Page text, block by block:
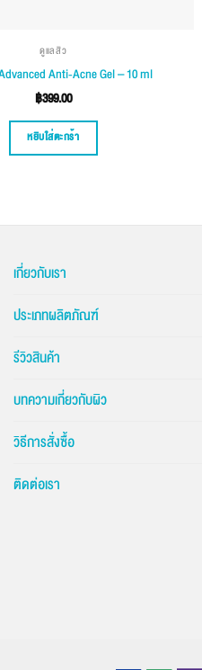
ดูแลสิว
Anti-Acne Gel – 10 ml
฿399.00
หยิบใส่ตะกร้า
เกี่ยวกับเรา
ประเภทผลิตภัณฑ์
รีวิวสินค้า
บทความเกี่ยวกับผิว
วิธีการสั่งซื้อ
ติดต่อเรา